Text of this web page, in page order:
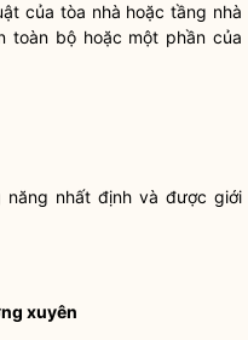
của tòa nhà hoặc tầng nhà
toàn bộ hoặc một phần của
năng nhất định và được giới
xuyên